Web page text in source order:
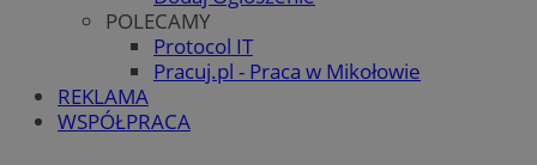
POLECAMY
Protocol IT
Pracuj.pl - Praca w Mikołowie
REKLAMA
WSPÓŁPRACA